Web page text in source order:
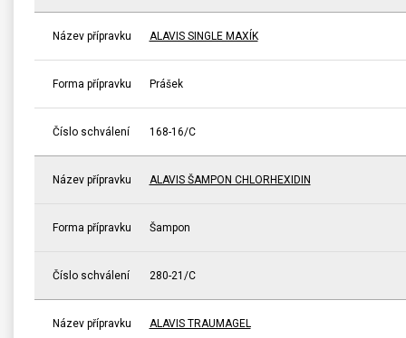
Název přípravku ALAVIS SINGLE MAXÍK
Forma přípravku Prášek
Číslo schválení 168-16/C
Název přípravku ALAVIS ŠAMPON CHLORHEXIDIN
Forma přípravku Šampon
Číslo schválení 280-21/C
Název přípravku ALAVIS TRAUMAGEL